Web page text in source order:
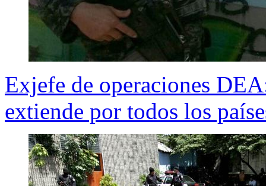
Exjefe de operaciones
extiende por todos los